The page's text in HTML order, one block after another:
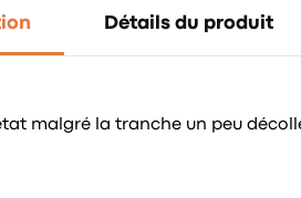
Détails du produit
malgré la tranche un peu